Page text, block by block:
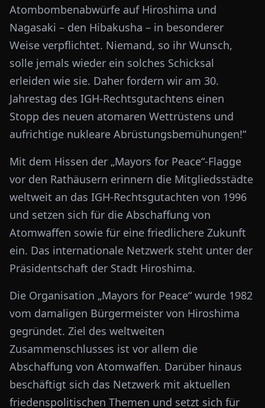
Atombombenabwürfe auf Hiroshima und
Nagasaki – den Hibakusha – in besonderer
Weise verpflichtet. Niemand, so ihr Wunsch,
solle jemals wieder ein solches Schicksal
erleiden wie sie. Daher fordern wir am 30.
Jahrestag des IGH-Rechtsgutachtens einen
Stopp des neuen atomaren Wettrüstens und
aufrichtige nukleare Abrüstungsbemühungen!“
Mit dem Hissen der „Mayors for Peace“-Flagge
vor den Rathäusern erinnern die Mitgliedsstädte
weltweit an das IGH-Rechtsgutachten von 1996
und setzen sich für die Abschaffung von
Atomwaffen sowie für eine friedlichere Zukunft
ein. Das internationale Netzwerk steht unter der
Präsidentschaft der Stadt Hiroshima.
Die Organisation „Mayors for Peace“ wurde 1982
vom damaligen Bürgermeister von Hiroshima
gegründet. Ziel des weltweiten
Zusammenschlusses ist vor allem die
Abschaffung von Atomwaffen. Darüber hinaus
beschäftigt sich das Netzwerk mit aktuellen
friedenspolitischen Themen und setzt sich für